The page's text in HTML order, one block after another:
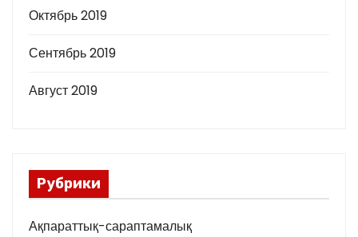
Октябрь 2019
Сентябрь 2019
Август 2019
Рубрики
Ақпараттық-сараптамалық